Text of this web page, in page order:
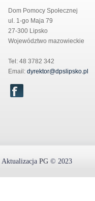
Dom Pomocy Społecznej
ul. 1-go Maja 79
27-300 Lipsko
Województwo mazowieckie
Tel: 48 3782 342
Email: dyrektor@dpslipsko.pl
Aktualizacja PG © 2023